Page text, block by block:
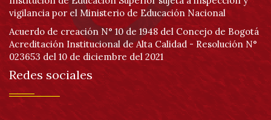
vigilancia por el Ministerio de Educación Nacional
Acuerdo de creación N° 10 de 1948 del Concejo de Bogotá
Acreditación Institucional de Alta Calidad - Resolución N°
023653 del 10 de diciembre del 2021
Redes sociales